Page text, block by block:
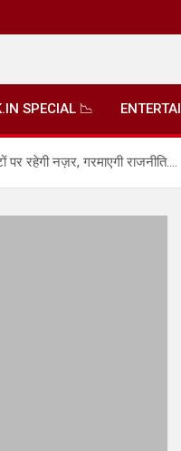
SPECIAL 📉
पर रहेगी नज़र, गरमाएगी राजनीति….